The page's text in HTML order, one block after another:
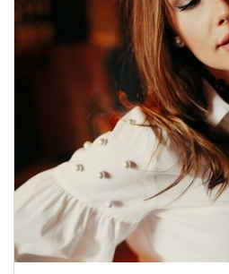
Elena Melnikova
17